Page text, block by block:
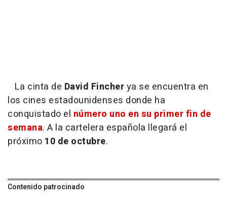
La cinta de David Fincherya se encuentra en
los cines estadounidenses donde ha
conquistado el número uno en su primer fin de
semana. A la cartelera española llegará el
próximo 10 de octubre.
Contenido patrocinado